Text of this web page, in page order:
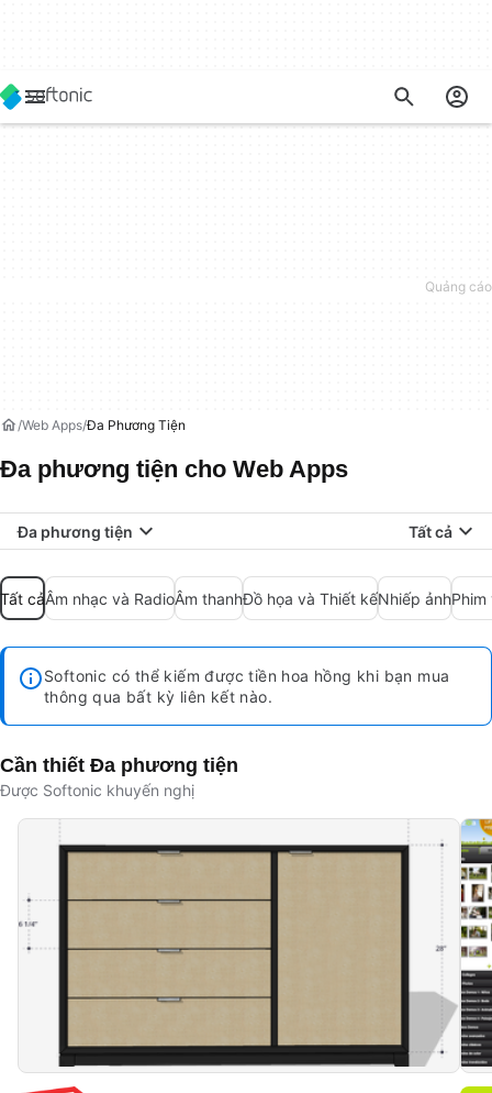
Web Apps Đa Phương Tiện
Đa phương tiện cho Web Apps
Đa phương tiện Tất cả
Tất cảÂm nhạc và RadioÂm thanhĐồ họa và Thiết kếNhiếp ảnhPhim
Softonic có thể kiếm được tiền hoa hồng khi bạn mua
thông qua bất kỳ liên kết nào.
Cần thiết Đa phương tiện
Được Softonic khuyến nghị